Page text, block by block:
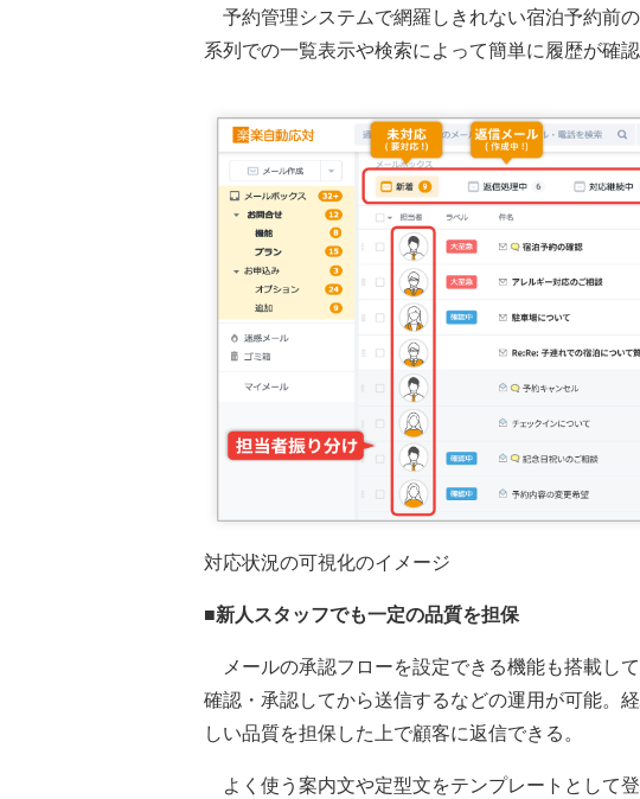
予約管理システムで網羅しきれない宿泊予約前
系列での一覧表示や検索によって簡単に履歴が確認
対応状況の可視化のイメージ
■新人スタッフでも一定の品質を担保
メールの承認フローを設定できる機能も搭載し
確認・承認してから送信するなどの運用が可能。
しい品質を担保した上で顧客に返信できる。
よく使う案内文や定型文をテンプレートとして